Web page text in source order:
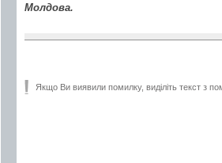
Молдова.
Якщо Ви виявили помилку, виділіть текст з